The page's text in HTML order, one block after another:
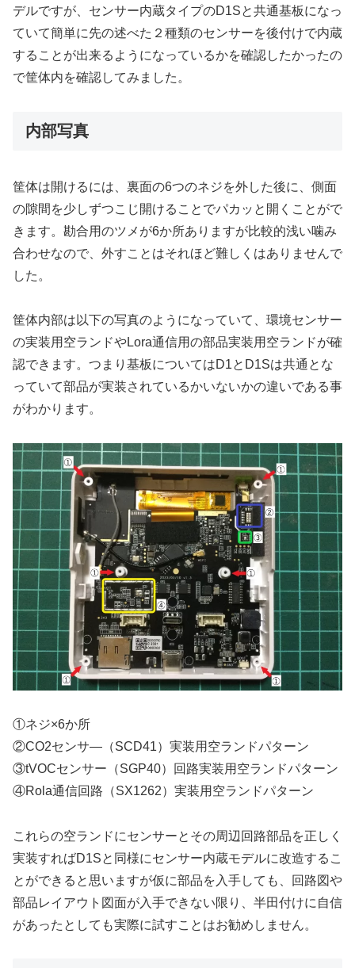
デルですが、センサー内蔵タイプのD1Sと共通基板になっ
ていて簡単に先の述べた２種類のセンサーを後付けで内蔵
することが出来るようになっているかを確認したかったの
で筐体内を確認してみました。
内部写真
筐体は開けるには、裏面の6つのネジを外した後に、側面
の隙間を少しずつこじ開けることでパカッと開くことがで
きます。勘合用のツメが6か所ありますが比較的浅い噛み
合わせなので、外すことはそれほど難しくはありませんで
した。
筐体内部は以下の写真のようになっていて、環境センサー
の実装用空ランドやLora通信用の部品実装用空ランドが確
認できます。つまり基板についてはD1とD1Sは共通とな
っていて部品が実装されているかいないかの違いである事
がわかります。
①ネジ×6か所
②CO2センサ―（SCD41）実装用空ランドパターン
③tVOCセンサー（SGP40）回路実装用空ランドパターン
④Rola通信回路（SX1262）実装用空ランドパターン
これらの空ランドにセンサーとその周辺回路部品を正しく
実装すればD1Sと同様にセンサー内蔵モデルに改造するこ
とができると思いますが仮に部品を入手しても、回路図や
部品レイアウト図面が入手できない限り、半田付けに自信
があったとしても実際に試すことはお勧めしません。